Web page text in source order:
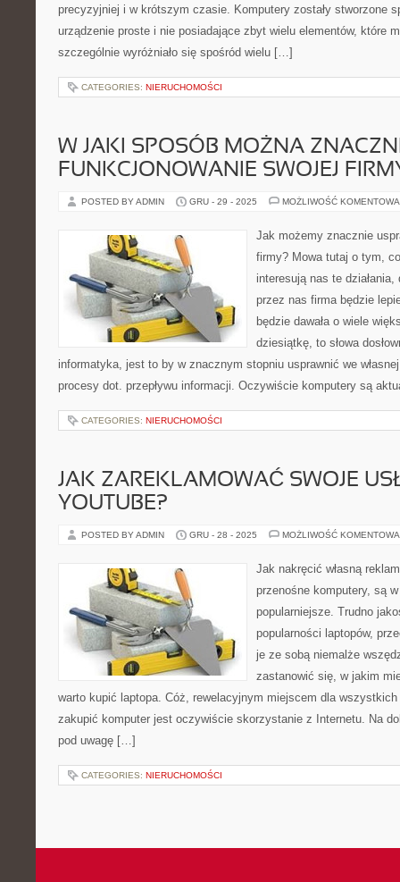
precyzyjniej i w krótszym czasie. Komputery zostały stworzone
urządzenie proste i nie posiadające zbyt wielu elementów, które
szczególnie wyróżniało się spośród wielu […]
CATEGORIES: NIERUCHOMOŚCI
W JAKI SPOSÓB MOŻNA
FUNKCJONOWANIE SWOJEJ
POSTED BY ADMIN GRU - 29 - 2025 MOŻLIWOŚĆ
Jak możemy znacznie
firmy? Mowa tutaj o tym,
interesują nas te
przez nas firma będzie
będzie dawała o wiele
dziesiątkę, to słowa
informatyka, jest to by w znacznym stopniu usprawnić we
procesy dot. przepływu informacji. Oczywiście komputery są
CATEGORIES: NIERUCHOMOŚCI
JAK ZAREKLAMOWAĆ SWOJE
YOUTUBE?
POSTED BY ADMIN GRU - 28 - 2025 MOŻLIWOŚĆ
Jak nakręcić własną
przenośne komputery, są
popularniejsze. Trudno
popularności laptopów,
je ze sobą niemalże
zastanowić się, w jakim
warto kupić laptopa. Cóż, rewelacyjnym miejscem dla
zakupić komputer jest oczywiście skorzystanie z Internetu. Na
pod uwagę […]
CATEGORIES: NIERUCHOMOŚCI